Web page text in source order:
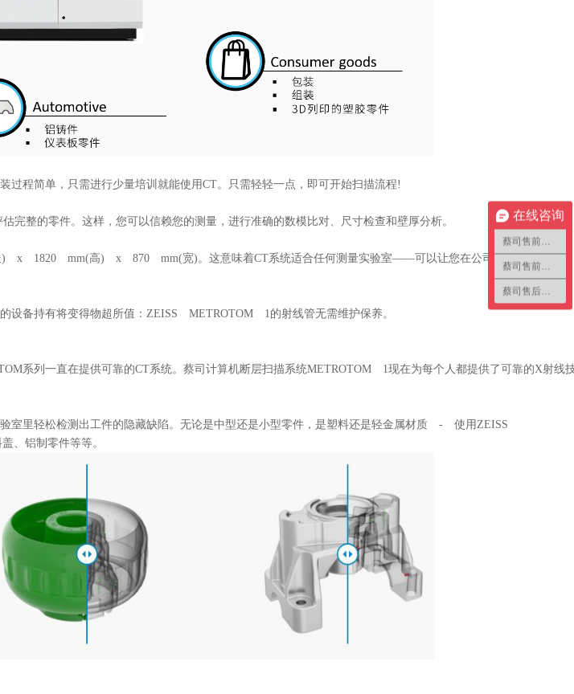
简单，只需进行少量培训就能使用CT。只需轻轻一点，即可开始扫描流程!
的零件。这样，您可以信赖您的测量，进行准确的数模比对、尺寸检查和壁厚分析。
) x 1820 mm(高) x 870 mm(宽)。这意味着CT系统适合任何测量实验室——可以让您在公司内部进行测量和
备持有将变得物超所值：ZEISS METROTOM 1的射线管无需维护保养。
系列一直在提供可靠的CT系统。蔡司计算机断层扫描系统METROTOM 1现在为每个人都提供了可靠的X射线
里轻松检测出工件的隐藏缺陷。无论是中型还是小型零件，是塑料还是轻金属材质 - 使用ZEISS
、铝制零件等等。
在线咨询
蔡司售前咨询1
蔡司售前咨询2
蔡司售后咨询